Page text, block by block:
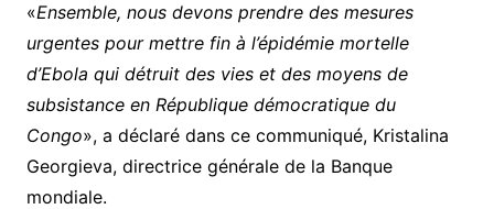
«Ensemble, nous devons prendre des mesures
urgentes pour mettre fin à l’épidémie mortelle
d’Ebola qui détruit des vies et des moyens de
subsistance en République démocratique du
Congo», a déclaré dans ce communiqué, Kristalina
Georgieva, directrice générale de la Banque
mondiale.